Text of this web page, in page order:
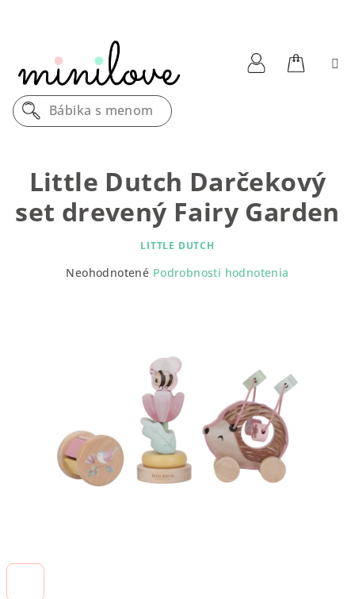
Bábika s menom
Little Dutch Darčekový
set drevený Fairy Garden
LITTLE DUTCH
Neohodnotené Podrobnosti hodnotenia